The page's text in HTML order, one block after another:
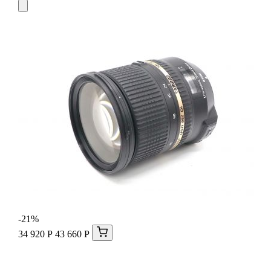
-21%
34 920 Р 43 660 Р